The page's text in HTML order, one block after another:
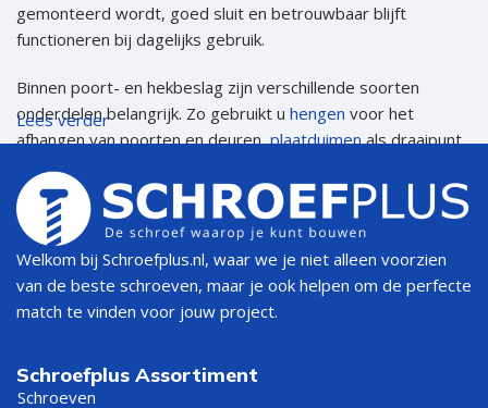
gemonteerd wordt, goed sluit en betrouwbaar blijft
functioneren bij dagelijks gebruik.
Binnen poort- en hekbeslag zijn verschillende soorten
onderdelen belangrijk. Zo gebruikt u hengen voor het
afhangen van poorten en deuren,plaatduimenals draaipunt
tuinhekken en poorten en grendelsvoor extra vergrendeling
en stabiliteit. Samen vormen deze onderdelen de basis van
een goed werkende poort of hek.
Wat valt onder poort- en hekbeslag?
gebruikt wordt bij poorten, hekken, schuttingen en
buitendeuren. Het gaat daarbij om onderdelen die helpen bij
Lees verder
Welkom bij Schroefplus.nl, waar we je niet alleen voorzien
van de beste schroeven, maar je ook helpen om de perfecte
match te vinden voor jouw project.
Schroefplus Assortiment
Schroeven